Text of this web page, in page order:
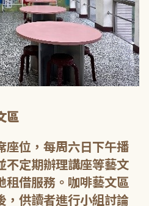
區
位，每周六日下午播
不定期辦理講座等藝文
租借服務。咖啡藝文區
，供讀者進行小組討論